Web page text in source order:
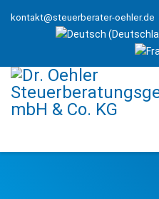
kontakt@steuerberater-oehler.de